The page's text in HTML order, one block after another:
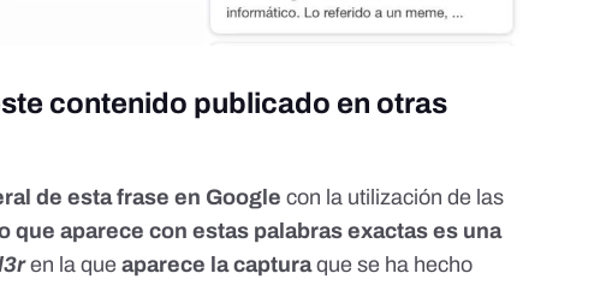
contenido publicado en otras
de esta frase en Google con la utilización de las
que aparece con estas palabras exactas es una
en la queaparece la capturaque se ha hecho